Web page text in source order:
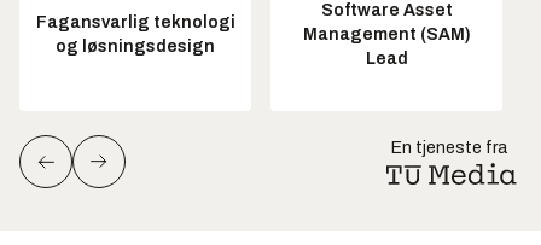
Fagansvarlig teknologi
og løsningsdesign
Software Asset
Management (SAM)
Lead
En tjeneste fra